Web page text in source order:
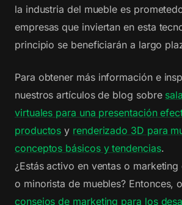
la industria del mueble es
empresas que inviertan en esta
principio se beneficiarán a largo
Para obtener más información e
nuestros artículos de blog sobre
virtuales para una presentación
productos y renderizado 3D para
conceptos básicos y tendencias.
¿Estás activo en ventas o
o minorista de muebles? Entonces,
consejos de marketing para los